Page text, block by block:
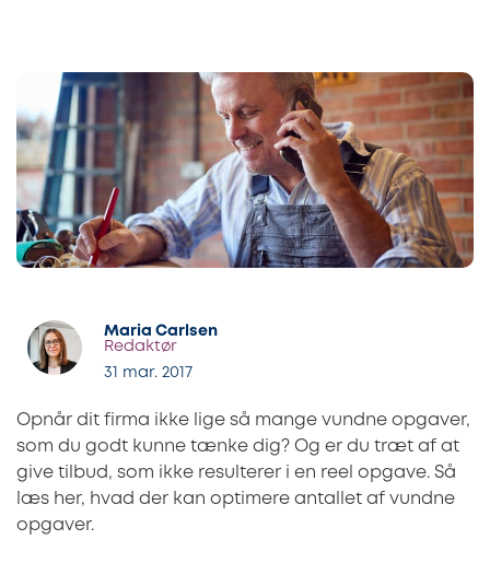
Maria Carlsen
Redaktør
31 mar. 2017
Opnår dit firma ikke lige så mange vundne opgaver,
som du godt kunne tænke dig? Og er du træt af at
give tilbud, som ikke resulterer i en reel opgave. Så
læs her, hvad der kan optimere antallet af vundne
opgaver.